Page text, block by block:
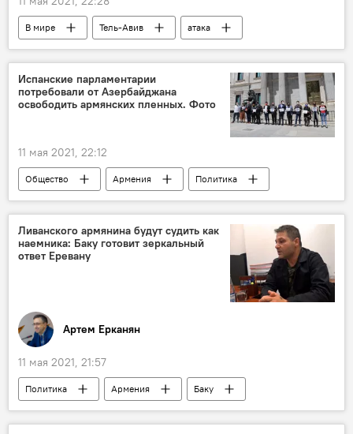
В мире Тель-Авив атака
Испанские парламентарии
потребовали от Азербайджана
освободить армянских пленных. Фото
11 мая 2021, 22:12
Общество Армения
Политика
парламентарии
Азербайджан
сенатор
Испания
Ливанского армянина будут судить как
наемника: Баку готовит зеркальный
ответ Еревану
Артем Ерканян
11 мая 2021, 21:57
Политика Армения
Баку
суд
армяне